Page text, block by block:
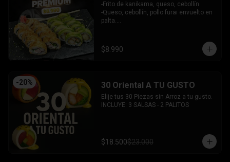
-Frito de kanikama, queso, cebollín
-Queso, cebollín, pollo furai envuelto en
palta.
$8.990
-20% 30 Oriental A TU GUSTO
Elije tus 30 Piezas sin Arroz a tu gusto.
INCLUYE: 3 SALSAS - 2 PALITOS
$18.500$23.000